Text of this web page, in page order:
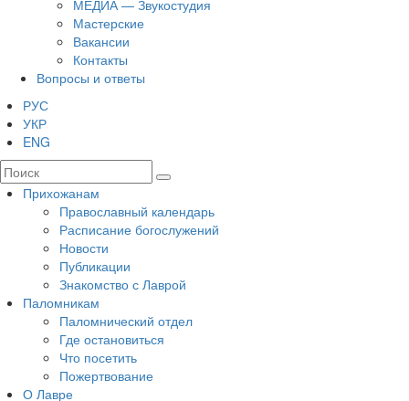
МЕДИА — Звукостудия
Мастерские
Вакансии
Контакты
Вопросы и ответы
РУС
УКР
ENG
Прихожанам
Православный календарь
Расписание богослужений
Новости
Публикации
Знакомство с Лаврой
Паломникам
Паломнический отдел
Где остановиться
Что посетить
Пожертвование
О Лавре